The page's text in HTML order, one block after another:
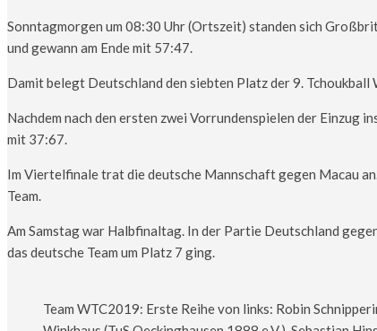
Sonntagmorgen um 08:30 Uhr (Ortszeit) standen sich
und gewann am Ende mit 57:47.
Damit belegt Deutschland den siebten Platz der 9.
Nachdem nach den ersten zwei Vorrundenspielen der
mit 37:67.
Im Viertelfinale trat die deutsche Mannschaft gegen Macau
Team.
Am Samstag war Halbfinaltag. In der Partie Deutschland
das deutsche Team um Platz 7 ging.
Team WTC2019: Erste Reihe von links: Robin